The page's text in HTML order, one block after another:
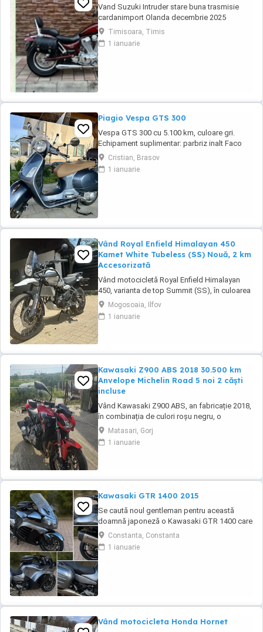
Vand Suzuki Intruder stare buna trasmisie
cardanimport Olanda decembrie 2025
inmatriculat RO IN FEBRUARIE Nu raspund la
mesaje.Schimb cu ATV plus sau minus
diferenta
Timisoara, Timis
1 ianuarie
Piagio Vespa GTS 300
Vespa GTS 300 cu 5.100 km, culoare gri.
Echipament suplimentar: parbriz inalt Faco
(montat 2026), geanta portbagaj Classic;
prelungitor scarite pasager; suspensie fata
Bitubo si frane fata spate Frando; incarcare
Cristian, Brasov
1 ianuarie
Vând Royal Enfield Himalayan 450
Kamet White Tubeless (SS) Nouă, 2 km
Accesorizată
Vând motocicletă Royal Enfield Himalayan
450, varianta de top Summit (SS), în culoarea
Kamet White, dotată din fabrică cu jante
Tubeless. Motocicleta este practic nouă,
neutilizată (2 km). A fost fabricată în
absolut ...
Mogosoaia, Ilfov
1 ianuarie
Kawasaki Z900 ABS 2018 30.500 km
Anvelope Michelin Road 5 noi 2 căști
incluse
Vând Kawasaki Z900 ABS, an fabricație 2018,
în combinația de culori roșu negru, o
configurație foarte frumoasă și mai rar
întâlnită. Motocicleta are aproximativ 30.500
km și se prezintă foarte bine. Este echipată
Matasari, Gorj
1 ianuarie
Kawasaki GTR 1400 2015
Se caută noul gentleman pentru această
doamnă japoneză o Kawasaki GTR 1400 care
încă întoarce priviri și iubește kilometrii. A fost
răsfățată, întreținută la timp și tratată cu
respect. O dau doar cuiva care va avea grijă
Constanta, Constanta
1 ianuarie
Vând motocicleta Honda Hornet